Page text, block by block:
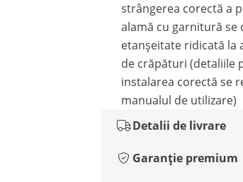
strângerea corectă a
alamă cu garnitură se
etanșeitate ridicată la
de crăpături (detaliile
instalarea corectă se
manualul de utilizare)
Detalii de livrare
Garanție premium